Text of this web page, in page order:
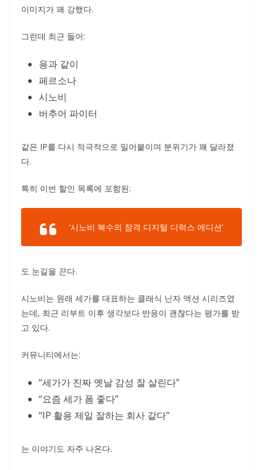
이미지가 꽤 강했다.
그런데 최근 들어:
용과 같이
페르소나
시노비
버추어 파이터
같은 IP를 다시 적극적으로 밀어붙이며 분위기가 꽤 달라졌
다.
특히 이번 할인 목록에 포함된:
‘시노비 복수의 참격 디지털 디럭스 에디션’
도 눈길을 끈다.
시노비는 원래 세가를 대표하는 클래식 닌자 액션 시리즈였
는데, 최근 리부트 이후 생각보다 반응이 괜찮다는 평가를 받
고 있다.
커뮤니티에서는:
“세가가 진짜 옛날 감성 잘 살린다”
“요즘 세가 폼 좋다”
“IP 활용 제일 잘하는 회사 같다”
는 이야기도 자주 나온다.